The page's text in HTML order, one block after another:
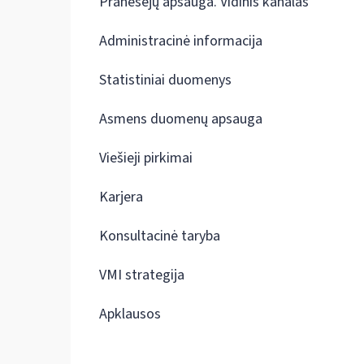
Administracinė informacija
Statistiniai duomenys
Asmens duomenų apsauga
Viešieji pirkimai
Karjera
Konsultacinė taryba
VMI strategija
Apklausos